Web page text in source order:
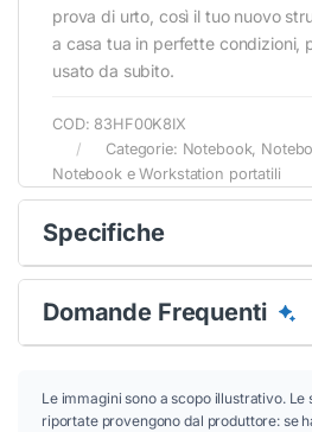
prova di urto, così il tuo nuovo
a casa tua in perfette condizioni,
usato da subito.
COD: 83HF00K8IX
Categorie: Notebook
Notebook e Workstation portatili
Specifiche
Domande Frequenti
Le immagini sono a scopo illustrativo.
riportate provengono dal produttore: se